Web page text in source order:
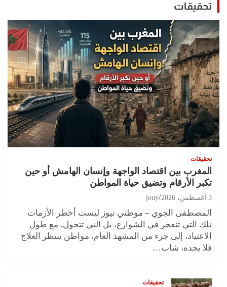
تحقيقات
تحقيقات
المغرب بين اقتصاد الواجهة وإنسان الهامش أو حين
تكبر الأرقام وتضيق حياة المواطن
3 أغسطس، 2026 jouy
المصطفى الجوي – موطني نيوز ليست أخطر الأزمات
تلك التي تنفجر في الشوارع، بل التي تتحول، مع طول
الاعتياد، إلى جزء من المشهد العام، مواطن ينتظر العلاج
فلا يجده، شاب…
تحقيقات